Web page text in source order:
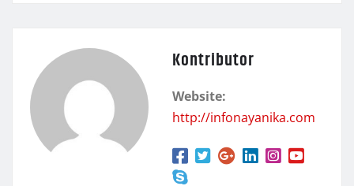
Kontributor
Website:
http://infonayanika.com